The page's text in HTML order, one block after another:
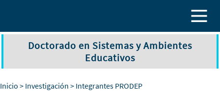
Doctorado en Sistemas y Ambientes
Educativos
Inicio > Investigación > Integrantes PRODEP